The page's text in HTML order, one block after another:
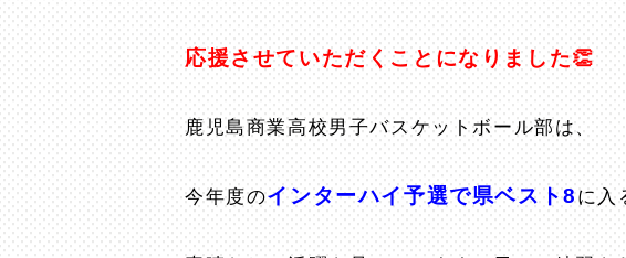
応援させていただくことになりました👏
鹿児島商業高校男子バスケットボール部は、
今年度のインターハイ予選で県ベスト8 に入